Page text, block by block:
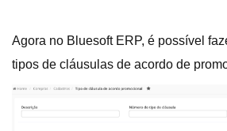
Agora no Bluesoft ERP, é possível
tipos de cláusulas de acordo de